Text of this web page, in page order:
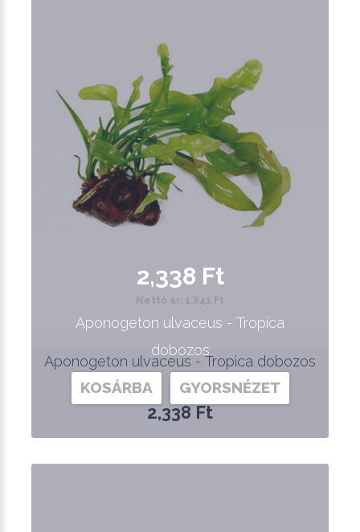
Aponogeton ulvaceus - Tropica dobozos
2,338 Ft
2,338 Ft
Nettó ár: 1,841 Ft
Aponogeton ulvaceus - Tropica
dobozos
KOSÁRBA GYORSNÉZET